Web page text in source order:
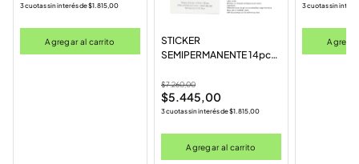
3 cuotas sin interés de$1.815,00
Agregar al carrito
STICKER
SEMIPERMANENTE 14pcs
$7.260,00
$5.445,00
3 cuotas sin interés de$1.815,00
Agregar al carrito
3 cuotas sin